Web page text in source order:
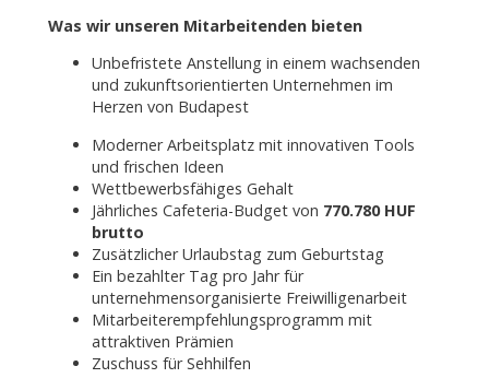
Was wir unseren Mitarbeitenden bieten
Unbefristete Anstellung in einem wachsenden
und zukunftsorientierten Unternehmen im
Herzen von Budapest
Moderner Arbeitsplatz mit innovativen Tools
und frischen Ideen
Wettbewerbsfähiges Gehalt
Jährliches Cafeteria-Budget von 770.780 HUF
brutto
Zusätzlicher Urlaubstag zum Geburtstag
Ein bezahlter Tag pro Jahr für
unternehmensorganisierte Freiwilligenarbeit
Mitarbeiterempfehlungsprogramm mit
attraktiven Prämien
Zuschuss für Sehhilfen